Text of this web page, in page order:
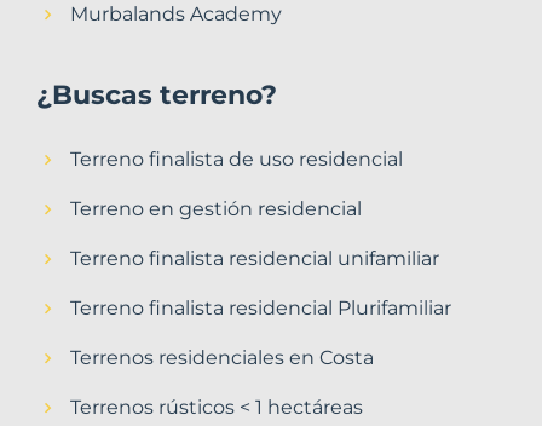
Murbalands Academy
¿Buscas terreno?
Terreno finalista de uso residencial
Terreno en gestión residencial
Terreno finalista residencial unifamiliar
Terreno finalista residencial Plurifamiliar
Terrenos residenciales en Costa
Terrenos rústicos < 1 hectáreas